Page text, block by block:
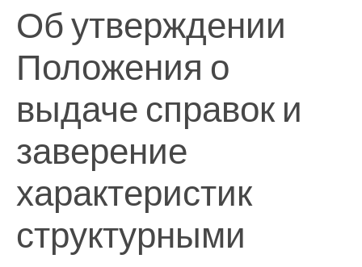
Об утверждении
Положения о
выдаче справок и
заверение
характеристик
структурными